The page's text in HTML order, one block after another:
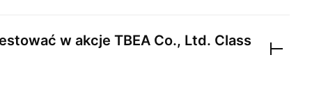
w akcje TBEA Co., Ltd. Class